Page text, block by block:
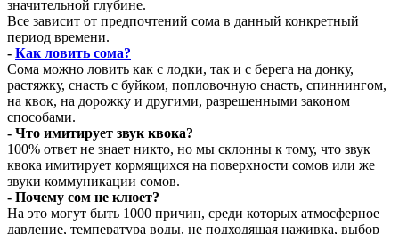
значительной глубине.
Все зависит от предпочтений сома в данный конкретный
период времени.
- Как ловить сома?
Сома можно ловить как с лодки, так и с берега на донку,
растяжку, снасть с буйком, попловочную снасть, спиннингом,
на квок, на дорожку и другими, разрешенными законом
способами.
- Что имитирует звук квока?
100% ответ не знает никто, но мы склонны к тому, что звук
квока имитирует кормящихся на поверхности сомов или же
звуки коммуникации сомов.
- Почему сом не клюет?
На это могут быть 1000 причин, среди которых атмосферное
давление, температура воды, не подходящая наживка, выбор